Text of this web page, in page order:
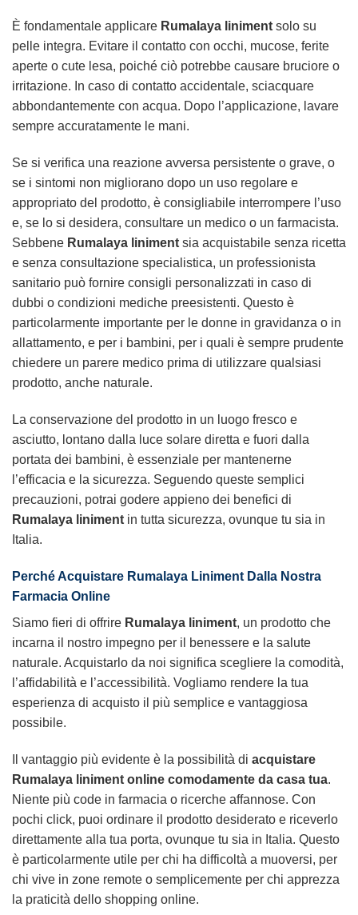
È fondamentale applicare Rumalaya liniment solo su
pelle integra. Evitare il contatto con occhi, mucose, ferite
aperte o cute lesa, poiché ciò potrebbe causare bruciore o
irritazione. In caso di contatto accidentale, sciacquare
abbondantemente con acqua. Dopo l’applicazione, lavare
sempre accuratamente le mani.
Se si verifica una reazione avversa persistente o grave, o
se i sintomi non migliorano dopo un uso regolare e
appropriato del prodotto, è consigliabile interrompere l’uso
e, se lo si desidera, consultare un medico o un farmacista.
Sebbene Rumalaya liniment sia acquistabile senza ricetta
e senza consultazione specialistica, un professionista
sanitario può fornire consigli personalizzati in caso di
dubbi o condizioni mediche preesistenti. Questo è
particolarmente importante per le donne in gravidanza o in
allattamento, e per i bambini, per i quali è sempre prudente
chiedere un parere medico prima di utilizzare qualsiasi
prodotto, anche naturale.
La conservazione del prodotto in un luogo fresco e
asciutto, lontano dalla luce solare diretta e fuori dalla
portata dei bambini, è essenziale per mantenerne
l’efficacia e la sicurezza. Seguendo queste semplici
precauzioni, potrai godere appieno dei benefici di
Rumalaya liniment in tutta sicurezza, ovunque tu sia in
Italia.
Perché Acquistare Rumalaya Liniment Dalla Nostra
Farmacia Online
Siamo fieri di offrire Rumalaya liniment, un prodotto che
incarna il nostro impegno per il benessere e la salute
naturale. Acquistarlo da noi significa scegliere la comodità,
l’affidabilità e l’accessibilità. Vogliamo rendere la tua
esperienza di acquisto il più semplice e vantaggiosa
possibile.
Il vantaggio più evidente è la possibilità di acquistare
Rumalaya liniment online comodamente da casa tua.
Niente più code in farmacia o ricerche affannose. Con
pochi click, puoi ordinare il prodotto desiderato e riceverlo
direttamente alla tua porta, ovunque tu sia in Italia. Questo
è particolarmente utile per chi ha difficoltà a muoversi, per
chi vive in zone remote o semplicemente per chi apprezza
la praticità dello shopping online.